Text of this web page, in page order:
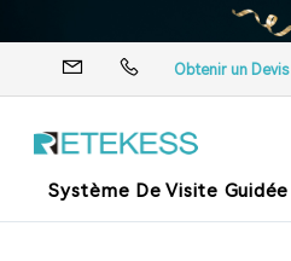
Obtenir un Devis
Système De Visite Guidée